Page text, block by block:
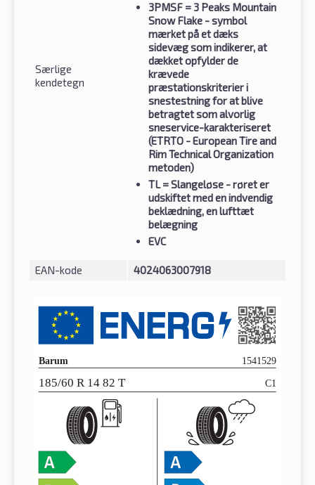
Særlige
kendetegn
3PMSF = 3 Peaks Mountain
Snow Flake - symbol
mærket på et dæks
sidevæg som indikerer, at
dækket opfylder de
krævede
præstationskriterier i
snestestning for at blive
betragtet som alvorlig
sneservice-karakteriseret
(ETRTO - European Tire and
Rim Technical Organization
metoden)
TL= Slangeløse - røret er
udskiftet med en indvendig
beklædning, en lufttæt
belægning
EVC
EAN-kode 4024063007918